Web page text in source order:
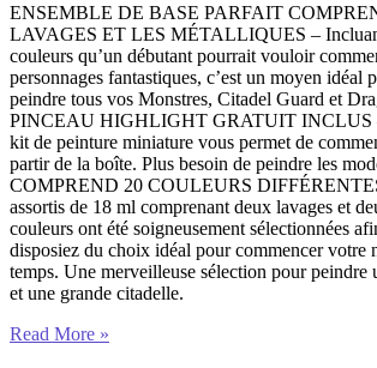
ENSEMBLE DE BASE PARFAIT
LAVAGES ET LES MÉTALLIQUES –
couleurs qu’un débutant pourrait vouloir
personnages fantastiques, c’est un moyen idéal
peindre tous vos Monstres, Citadel Guard et
PINCEAU HIGHLIGHT GRATUIT INCLUS
kit de peinture miniature vous permet de
partir de la boîte. Plus besoin de peindre les
COMPREND 20 COULEURS
assortis de 18 ml comprenant deux lavages et
couleurs ont été soigneusement sélectionnées
disposiez du choix idéal pour commencer votre
temps. Une merveilleuse sélection pour peindre
et une grande citadelle.
Read More »